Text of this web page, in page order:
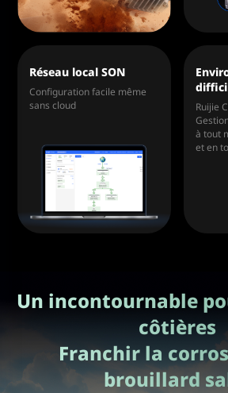
Réseau local SON
Configuration facile même
sans cloud
Ruijie
à tout
et en
Un incontournable
côtières
Franchir la
brouillard